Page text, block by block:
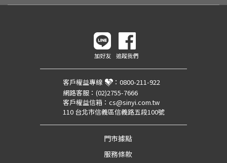
加好友 追蹤我們
客戶權益專線 ： 0800-211-922
網路客服： (02)2755-7666
客戶權益信箱： cs@sinyi.com.tw
110 台北市信義區信義路五段100號
門市據點
服務條款